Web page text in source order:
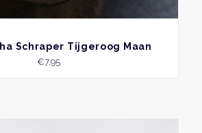
Schraper Tijgeroog Maan
€7,95